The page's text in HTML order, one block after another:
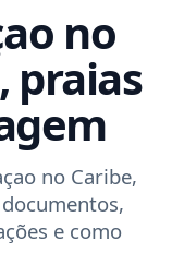
no
praias
no Caribe,
e como